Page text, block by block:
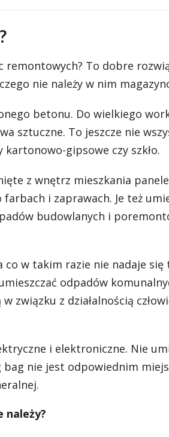
To dobre
nie należy w nim
betonu. Do wielkiego
sztuczne. To jeszcze nie
gipsowe czy szkło.
z wnętrz mieszkania
i zaprawach. Je też
budowlanych i
co w takim razie nie nadaje
odpadów
związku z działalnością
i elektroniczne. Nie
nie jest odpowiednim
należy?